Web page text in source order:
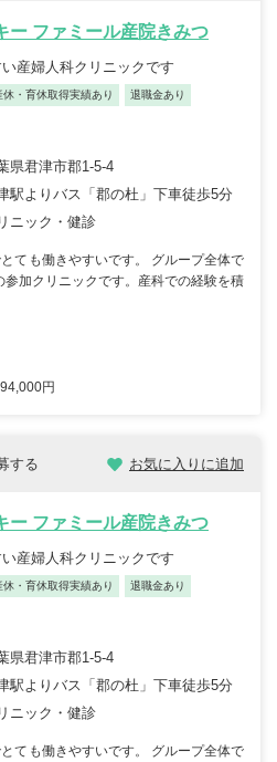
ー ファミール産院きみつ
産婦人科クリニックです
休・育休取得実績あり 退職金あり
県君津市郡1-5-4
駅よりバス「郡の杜」下車徒歩5分
ニック・健診
ても働きやすいです。 グループ全体で
加クリニックです。産科での経験を積
円
する お気に入りに追加
ー ファミール産院きみつ
産婦人科クリニックです
休・育休取得実績あり 退職金あり
県君津市郡1-5-4
駅よりバス「郡の杜」下車徒歩5分
ニック・健診
ても働きやすいです。 グループ全体で